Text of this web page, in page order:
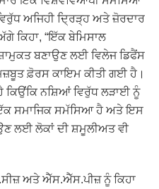
ਅਜਿਹੀ ਦ੍ਰਿੜ੍ਹ ਅਤੇ ਜ਼ੋਰਦਾਰ
ਕਿਹਾ, “ਇੱਕ ਬੇਮਿਸਾਲ
ਬਣਾਉਣ ਲਈ ਵਿਲੇਜ ਡਿਫੈਂਸ
​​ਫ਼ੋਰਸ ਕਾਇਮ ਕੀਤੀ ਗਈ ਹੈ।
ਕਿਉਂਕਿ ਨਸ਼ਿਆਂ ਵਿਰੁੱਧ ਲੜਾਈ ਨੂੰ
ਸਮਾਜਿਕ ਸਮੱਸਿਆ ਹੈ ਅਤੇ ਇਸ
ਲਈ ਲੋਕਾਂ ਦੀ ਸ਼ਮੂਲੀਅਤ ਵੀ
ਅਤੇ ਐੱਸ.ਐੱਸ.ਪੀਜ਼ ਨੂੰ ਕਿਹਾ